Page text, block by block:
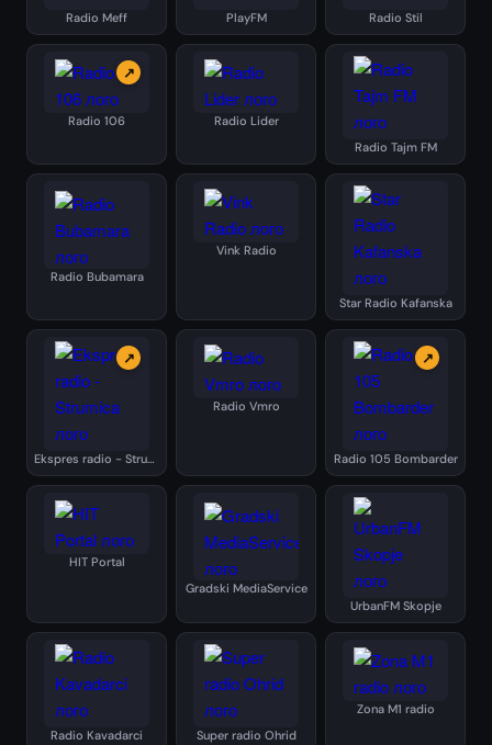
Radio Meff PlayFM Radio Stil
↗
Radio 106
Radio Lider
Radio Tajm FM
Radio Bubamara
Vink Radio
Star Radio Kafanska
↗
Ekspres radio - Strumica
Radio Vmro
↗
Radio 105 Bombarder
HIT Portal
Gradski MediaService
UrbanFM Skopje
Radio Kavadarci Super radio Ohrid
Zona M1 radio